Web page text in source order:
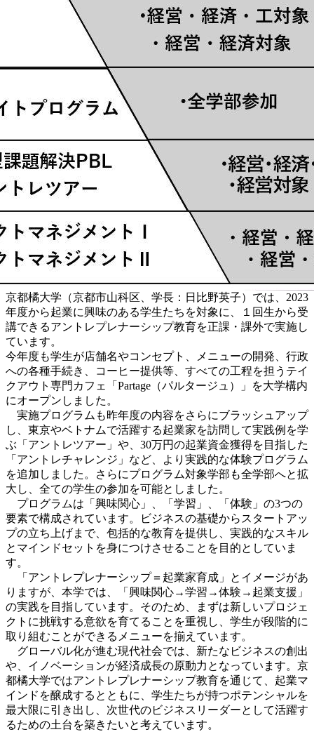
京都橘大学（京都市山科区、学長：日比野英子）では、2023
年度から起業に興味のある学生たちを対象に、１回生から受
講できるアントレプレナーシップ教育を正課・課外で実施し
ています。
今年度も学生が店舗名やコンセプト、メニューの開発、行政
への各種手続き、コーヒー提供等、すべての工程を担うテイ
クアウト専門カフェ「Partage（パルタージュ）」を大学構内
にオープンしました。
実施プログラムも昨年度の内容をさらにブラッシュアップ
し、東京やベトナムで活躍する起業家を訪問して実践例を学
ぶ「アントレツアー」や、30万円の起業資金獲得を目指した
「アントレチャレンジ」など、より実践的な体験プログラム
を追加しました。さらにプログラム対象学部も全学部へと拡
大し、全ての学生の参加を可能としました。
プログラムは「興味関心」、「学習」、「体験」の3つの
要素で構成されています。ビジネスの基礎からスタートアッ
プの立ち上げまで、包括的な教育を提供し、実践的なスキル
とマインドセットを身につけさせることを目的としていま
す。
「アントレプレナーシップ＝起業家育成」とイメージがあ
りますが、本学では、「興味関心→学習→体験→起業支援」
の実践を目指しています。そのため、まずは新しいプロジェ
クトに挑戦する意欲を育てることを重視し、学生が段階的に
取り組むことができるメニューを揃えています。
グローバル化が進む現代社会では、新たなビジネスの創出
や、イノベーションが経済成長の原動力となっています。京
都橘大学ではアントレプレナーシップ教育を通じて、起業マ
インドを醸成するとともに、学生たちが持つポテンシャルを
最大限に引き出し、次世代のビジネスリーダーとして活躍す
るための土台を築きたいと考えています。